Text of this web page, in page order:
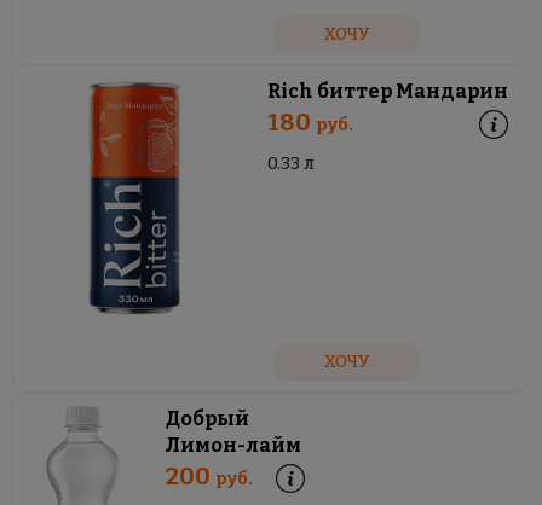
ХОЧУ
Rich биттер Мандарин
180 руб.
0.33 л
ХОЧУ
Добрый
Лимон-лайм
200 руб.